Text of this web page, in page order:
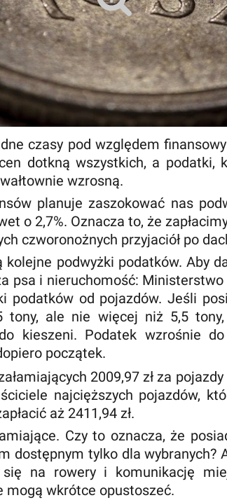
czasy pod względem
dotkną wszystkich, a podatki,
wzrosną.
planuje zaszokować nas
o 2,7%. Oznacza to, że
czworonożnych przyjaciół po
kolejne podwyżki podatków. Aby
psa i nieruchomość:
podatków od pojazdów. Jeśli
tony, ale nie więcej niż 5,5 tony,
kieszeni. Podatek wzrośnie do
początek.
2009,97 zł za
najcięższych pojazdów,
aż 2411,94 zł.
Czy to oznacza, że
dostępnym tylko dla wybranych?
się na rowery i komunikację
mogą wkrótce opustoszeć.